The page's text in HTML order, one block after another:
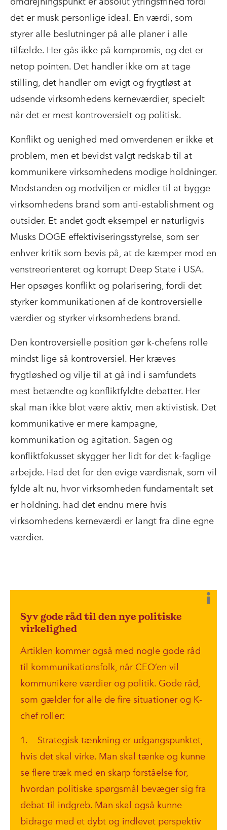
det er musk personlige ideal. En værdi, som
styrer alle beslutninger på alle planer i alle
tilfælde. Her gås ikke på kompromis, og det er
netop pointen. Det handler ikke om at tage
stilling, det handler om evigt og frygtløst at
udsende virksomhedens kerneværdier, specielt
når det er mest kontroversielt og politisk.
Konflikt og uenighed med omverdenen er ikke et
problem, men et bevidst valgt redskab til at
kommunikere virksomhedens modige holdninger.
Modstanden og modviljen er midler til at bygge
virksomhedens brand som anti-establishment og
outsider. Et andet godt eksempel er naturligvis
Musks DOGE effektiviseringsstyrelse, som ser
enhver kritik som bevis på, at de kæmper mod en
venstreorienteret og korrupt Deep State i USA.
Her opsøges konflikt og polarisering, fordi det
styrker kommunikationen af de kontroversielle
værdier og styrker virksomhedens brand.
Den kontroversielle position gør k-chefens rolle
mindst lige så kontroversiel. Her kræves
frygtløshed og vilje til at gå ind i samfundets
mest betændte og konfliktfyldte debatter. Her
skal man ikke blot være aktiv, men aktivistisk. Det
kommunikative er mere kampagne,
kommunikation og agitation. Sagen og
konfliktfokusset skygger her lidt for det k-faglige
arbejde. Had det for den evige værdisnak, som vil
fylde alt nu, hvor virksomheden fundamentalt set
er holdning. had det endnu mere hvis
virksomhedens kerneværdi er langt fra dine egne
værdier.
Syv gode råd til den nye politiske
virkelighed
Artiklen kommer også med nogle gode råd
til kommunikationsfolk, når CEO’en vil
kommunikere værdier og politik. Gode råd,
som gælder for alle de fire situationer og K-
chef roller:
1. Strategisk tænkning er udgangspunktet,
hvis det skal virke. Man skal tænke og kunne
se flere træk med en skarp forståelse for,
hvordan politiske spørgsmål bevæger sig fra
debat til indgreb. Man skal også kunne
bidrage med et dybt og indlevet perspektiv